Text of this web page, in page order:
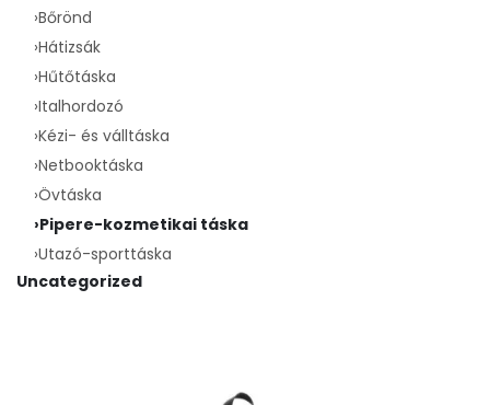
›Bőrönd
›Hátizsák
›Hűtőtáska
›Italhordozó
›Kézi- és válltáska
›Netbooktáska
›Övtáska
›Pipere-kozmetikai táska
›Utazó-sporttáska
Uncategorized